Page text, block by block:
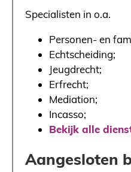
Specialisten in o.a.
Personen- en
Echtscheiding;
Jeugdrecht;
Erfrecht;
Mediation;
Incasso;
Bekijk alle
Aangesloten